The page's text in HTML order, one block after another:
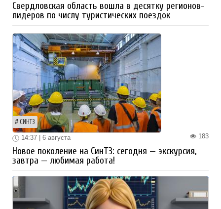
Свердловская область вошла в десятку регионов-
лидеров по числу туристических поездок
СИНТЗ
183
14:37 | 6 августа
Новое поколение на СинТЗ: сегодня — экскурсия,
завтра — любимая работа!